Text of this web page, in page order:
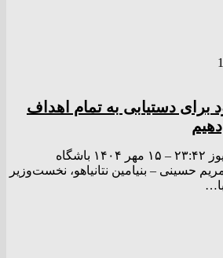
برای دستیابی به تمام اهداف
به گزارش کاوک نیوز ۲۳:۴۲ – ۱۵ مهر ۱۴۰۴ باشگاه
حسینی – بنیامین نتانیاهو، نخست‌وزیر